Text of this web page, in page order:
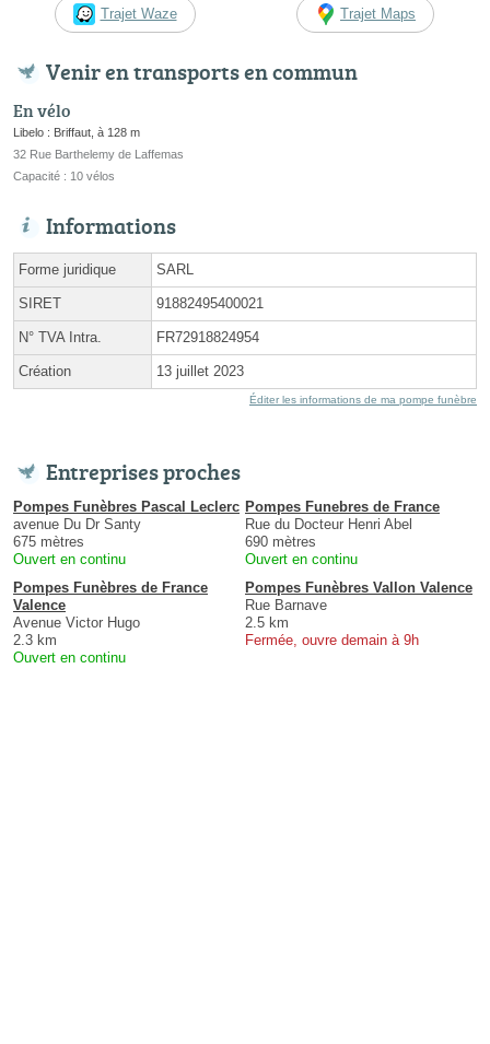
Trajet Waze Trajet Maps
Venir en transports en commun
En vélo
Libelo : Briffaut, à 128 m
32 Rue Barthelemy de Laffemas
Capacité : 10 vélos
Informations
Forme juridique SARL
SIRET 91882495400021
N° TVA Intra. FR72918824954
Création 13 juillet 2023
Éditer les informations de ma pompe funèbre
Entreprises proches
Pompes Funèbres Pascal Leclerc
avenue Du Dr Santy
675 mètres
Ouvert en continu
Pompes Funebres de France
Rue du Docteur Henri Abel
690 mètres
Ouvert en continu
Pompes Funèbres de France
Valence
Avenue Victor Hugo
2.3 km
Ouvert en continu
Pompes Funèbres Vallon Valence
Rue Barnave
2.5 km
Fermée, ouvre demain à 9h